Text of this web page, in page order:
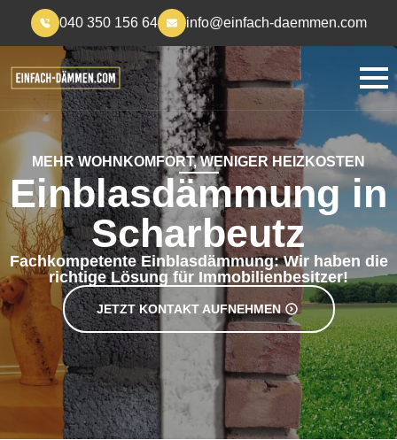
040 350 156 64 info@einfach-daemmen.com
MEHR WOHNKOMFORT, WENIGER HEIZKOSTEN
Einblasdämmung in
Scharbeutz
Fachkompetente Einblasdämmung: Wir haben die
richtige Lösung für Immobilienbesitzer!
JETZT KONTAKT AUFNEHMEN